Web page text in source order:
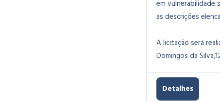
em vulnerabilidade
as descrições
A licitação será
Domingos da
Detalhes